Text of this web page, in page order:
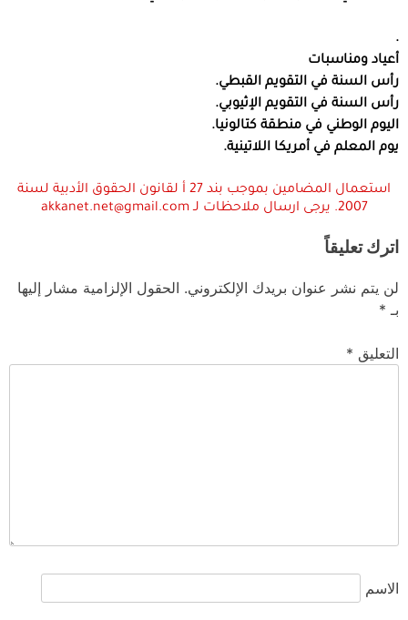
.
أعياد ومناسبات
رأس السنة في التقويم القبطي.
رأس السنة في التقويم الإثيوبي.
اليوم الوطني في منطقة كتالونيا.
يوم المعلم في أمريكا اللاتينية.
استعمال المضامين بموجب بند 27 أ لقانون الحقوق الأدبية لسنة
2007. يرجى ارسال ملاحظات لـ akkanet.net@gmail.com
اترك تعليقاً
لن يتم نشر عنوان بريدك الإلكتروني. الحقول الإلزامية مشار إليها
بـ *
التعليق *
الاسم